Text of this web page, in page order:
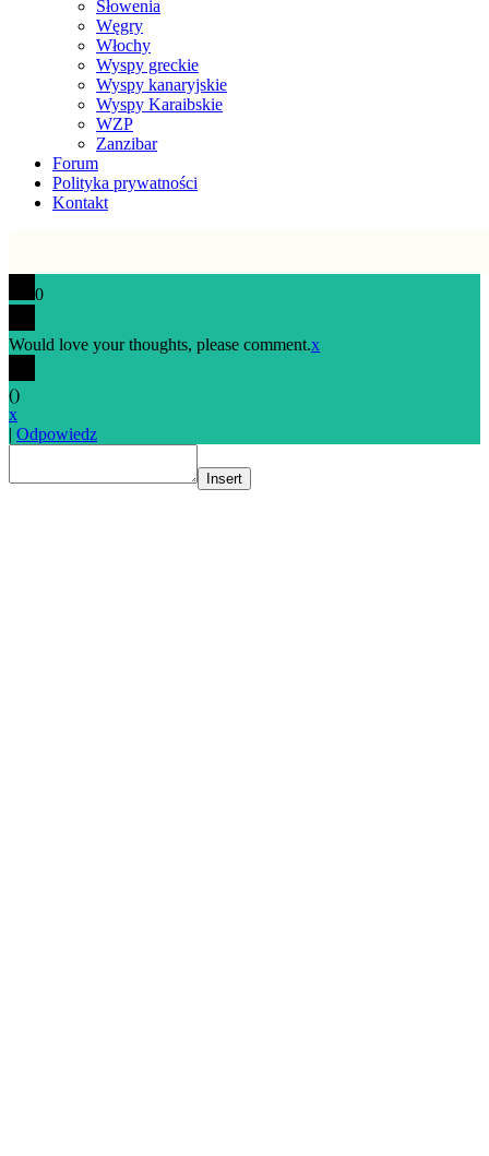
Słowenia
Węgry
Włochy
Wyspy greckie
Wyspy kanaryjskie
Wyspy Karaibskie
WZP
Zanzibar
Forum
Polityka prywatności
Kontakt
0
Would love your thoughts, please comment.x
()
x
| Odpowiedz
Insert